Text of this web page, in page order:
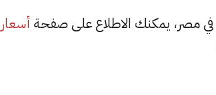
أسعار